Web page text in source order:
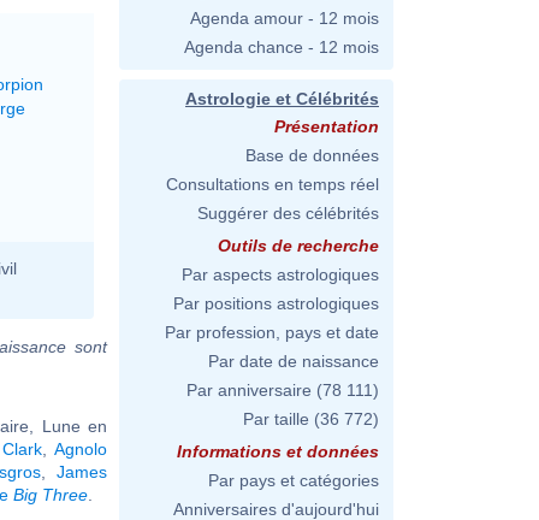
sont
Lune en
,Agnolo
,James
Big Three
Agenda amour - 12 mois
Agenda chance - 12 mois
Astrologie et Célébrités
Présentation
Base de données
Consultations en temps réel
Suggérer des célébrités
Outils de recherche
Par aspects astrologiques
Par positions astrologiques
Par profession, pays et date
Par date de naissance
Par anniversaire (78 111)
Par taille (36 772)
Informations et données
Par pays et catégories
Anniversaires d'aujourd'hui